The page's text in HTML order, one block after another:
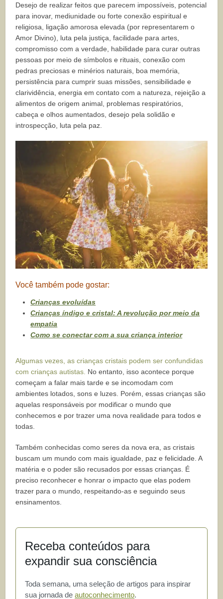
Desejo de realizar feitos que parecem impossíveis, potencial
para inovar, mediunidade ou forte conexão espiritual e
religiosa, ligação amorosa elevada (por representarem o
Amor Divino), luta pela justiça, facilidade para artes,
compromisso com a verdade, habilidade para curar outras
pessoas por meio de símbolos e rituais, conexão com
pedras preciosas e minérios naturais, boa memória,
persistência para cumprir suas missões, sensibilidade e
clarividência, energia em contato com a natureza, rejeição a
alimentos de origem animal, problemas respiratórios,
cabeça e olhos aumentados, desejo pela solidão e
introspecção, luta pela paz.
Você também pode gostar:
Crianças evoluídas
Crianças índigo e cristal: A revolução por meio da
empatia
Como se conectar com a sua criança interior
Algumas vezes, as crianças cristais podem ser confundidas
com crianças autistas. No entanto, isso acontece porque
começam a falar mais tarde e se incomodam com
ambientes lotados, sons e luzes. Porém, essas crianças são
aquelas responsáveis por modificar o mundo que
conhecemos e por trazer uma nova realidade para todos e
todas.
Também conhecidas como seres da nova era, as cristais
buscam um mundo com mais igualdade, paz e felicidade. A
matéria e o poder são recusados por essas crianças. É
preciso reconhecer e honrar o impacto que elas podem
trazer para o mundo, respeitando-as e seguindo seus
ensinamentos.
Receba conteúdos para
expandir sua consciência
Toda semana, uma seleção de artigos para inspirar
sua jornada deautoconhecimento.